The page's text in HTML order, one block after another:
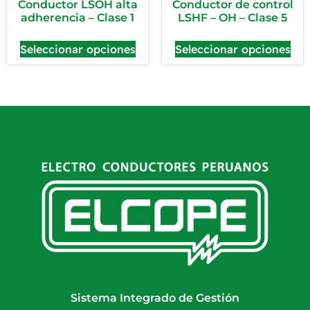
Conductor LSOH alta
adherencia – Clase 1
Seleccionar opciones
Conductor de control
LSHF – OH – Clase 5
Seleccionar opciones
Sistema Integrado de Gestión